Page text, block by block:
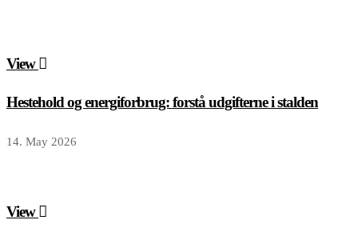
View
Hestehold og energiforbrug: forstå udgifterne i stalden
14. May 2026
View